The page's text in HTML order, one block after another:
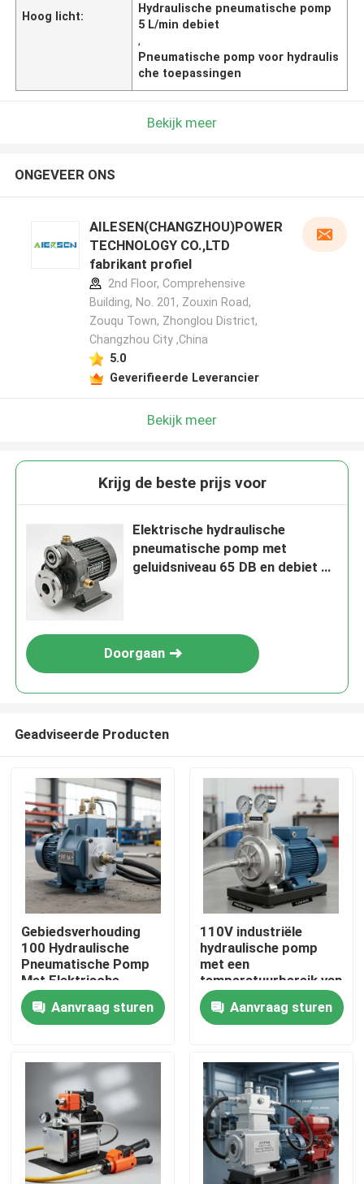
Thuis
Producten
Video's
Hoog licht:
Hydraulische pneumatische pomp
5 L/min debiet
,
Pneumatische pomp voor hydraulis
che toepassingen
Bekijk meer
ONGEVEER ONS
AILESEN(CHANGZHOU)POWER
TECHNOLOGY CO.,LTD
fabrikant profiel
2nd Floor, Comprehensive
Building, No. 201, Zouxin Road,
Zouqu Town, Zhonglou District,
Changzhou City ,China
5.0
Geverifieerde Leverancier
Bekijk meer
Krijg de beste prijs voor
Elektrische hydraulische
pneumatische pomp met
geluidsniveau 65 DB en debiet 5
Doorgaan
Geadviseerde Producten
Gebiedsverhouding
100 Hydraulische
Pneumatische Pomp
Met Elektrische
Handmatige
Aangedreven
Luchtbron en
1282 Ontworpen voor
Bedrijf
Aanvraag sturen
110V industriële
hydraulische pomp
met een
temperatuurbereik van
min 20°C tot 80°C
Duurzame constructie
op lange termijn
Aanvraag sturen